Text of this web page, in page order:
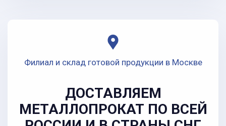
Филиал и склад готовой продукции в Москве
ДОСТАВЛЯЕМ
МЕТАЛЛОПРОКАТ ПО ВСЕЙ